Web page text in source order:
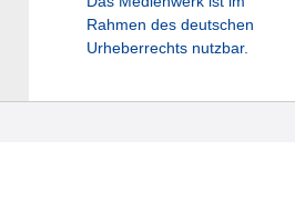
Rahmen des deutschen
Urheberrechts nutzbar.